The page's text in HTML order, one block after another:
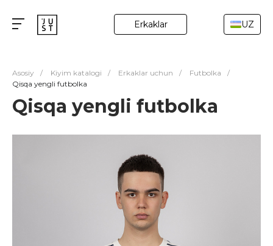
Erkaklar UZ
Asosiy / Kiyim katalogi / Erkaklar uchun / Futbolka
/
Qisqa yengli futbolka
Qisqa yengli futbolka